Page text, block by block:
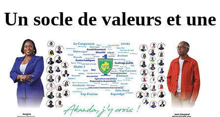
Un socle de valeurs et